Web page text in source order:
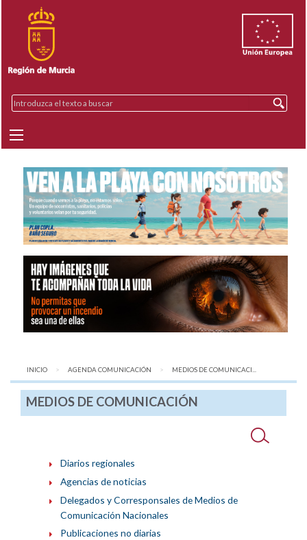
INICIO AGENDA COMUNICACIÓN AQUÍ:
MEDIOS DE COMUNICACI...
MEDIOS DE COMUNICACIÓN
Diarios regionales
Agencias de noticias
Delegados y Corresponsales de Medios de
Comunicación Nacionales
Publicaciones no diarias